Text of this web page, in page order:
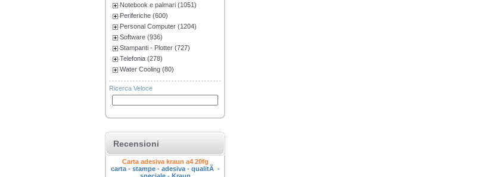
Notebook e palmari (1051)
Periferiche (600)
Personal Computer (1204)
Software (936)
Stampanti - Plotter (727)
Telefonia (278)
Water Cooling (80)
Ricerca Veloce
Recensioni
Carta adesiva kraun a4 20fg
carta - stampe - adesiva - qualitÃ -